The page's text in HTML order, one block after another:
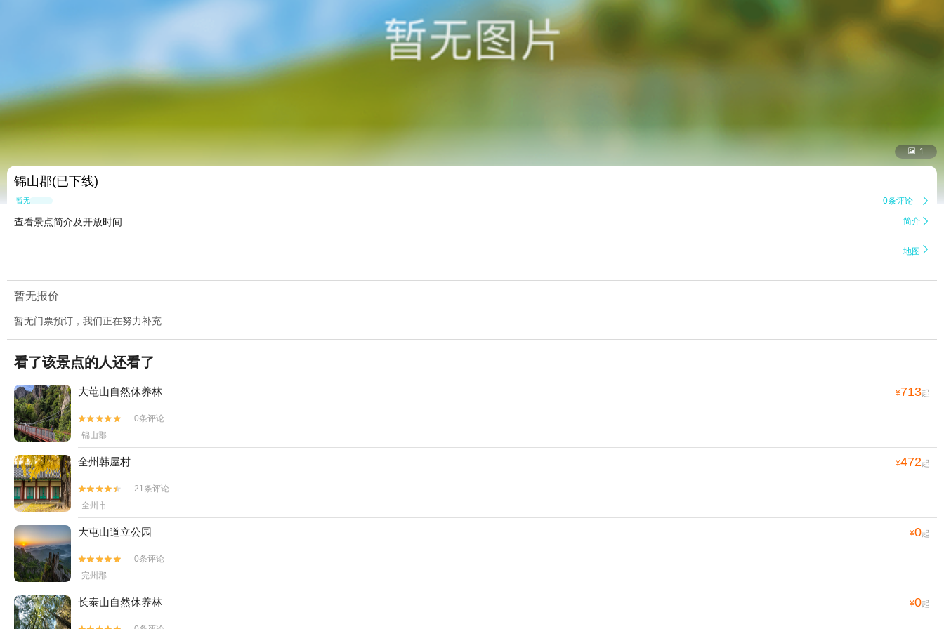
 1
锦山郡(已下线)
暂无点评 0条评论 
查看景点简介及开放时间 简介 
地图 
暂无报价
暂无门票预订，我们正在努力补充
看了该景点的人还看了
大芚山自然休养林 ¥713起


0条评论
锦山郡
全州韩屋村 ¥472起


21条评论
全州市
大屯山道立公园 ¥0起


0条评论
完州郡
长泰山自然休养林 ¥0起